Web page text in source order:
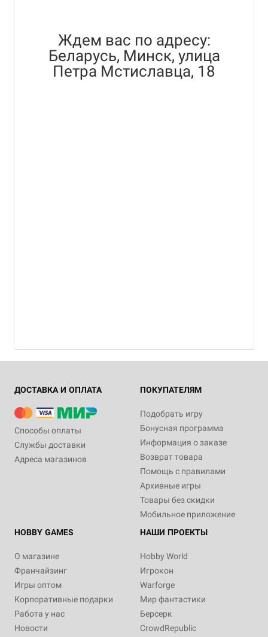
Ждем вас по адресу:
Беларусь, Минск, улица
Петра Мстиславца, 18
ДОСТАВКА И ОПЛАТА
Способы оплаты
Службы доставки
Адреса магазинов
ПОКУПАТЕЛЯМ
Подобрать игру
Бонусная программа
Информация о заказе
Возврат товара
Помощь с правилами
Архивные игры
Товары без скидки
Мобильное приложение
HOBBY GAMES
О магазине
Франчайзинг
Игры оптом
Корпоративные подарки
Работа у нас
Новости
НАШИ ПРОЕКТЫ
Hobby World
Игрокон
Warforge
Мир фантастики
Берсерк
CrowdRepublic